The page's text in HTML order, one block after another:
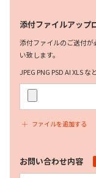
添付ファイルアップ
添付ファイルのご送付
い致します。
JPEG PNG PSD AI XLS
ファイルを追加する
お問い合わせ内容